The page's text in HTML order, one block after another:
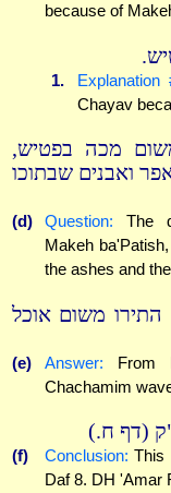
because of
1. Explanation
Chayav
מכה בפטיש,
ואבנים שבתוכו
(d) Question: The
Makeh
the ashes and
משום אוכל
(e) Answer: From
Chachamim
(דף ח.)
(f) Conclusion: This
Daf 8. DH 'Amar